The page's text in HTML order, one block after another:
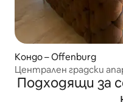
Кондо – Offenburg
Централен градски
Подходящи за